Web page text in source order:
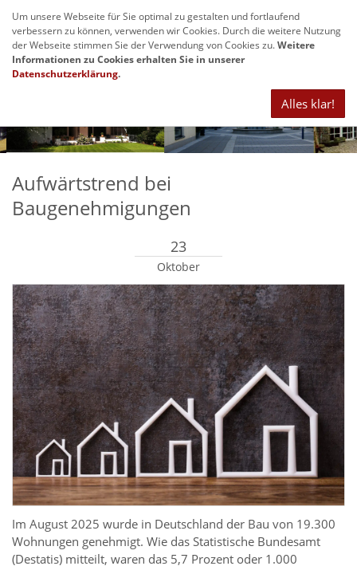
Aufwärtstrend bei
Baugenehmigungen
23
Oktober
Im August 2025 wurde in Deutschland der Bau von 19.300
Wohnungen genehmigt. Wie das Statistische Bundesamt
(Destatis) mitteilt, waren das 5,7 Prozent oder 1.000
Um unsere Webseite für Sie optimal zu gestalten und fortlaufend
verbessern zu können, verwenden wir Cookies. Durch die weitere Nutzung
der Webseite stimmen Sie der Verwendung von Cookies zu.Weitere
Informationen zu Cookies erhalten Sie in unserer
Datenschutzerklärung.
Alles klar!